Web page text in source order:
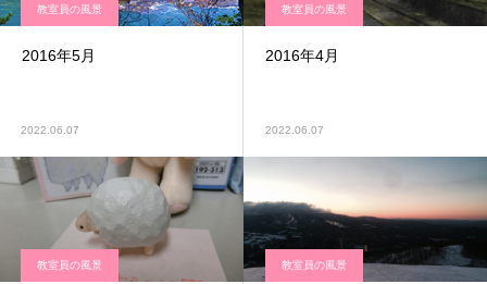
教室員の風景
2016年5月
2022.06.07
教室員の風景
2016年4月
2022.06.07
教室員の風景 教室員の風景